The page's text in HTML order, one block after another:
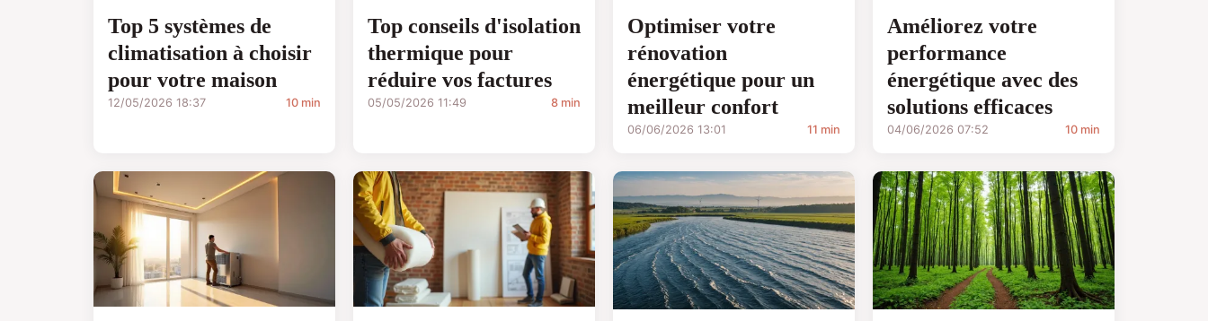
Top 5 systèmes de
climatisation à choisir
pour votre maison
12/05/2026 18:37 10 min
Top conseils d'isolation
thermique pour
réduire vos factures
05/05/2026 11:49 8 min
Optimiser votre
rénovation
énergétique pour un
meilleur confort
06/06/2026 13:01 11 min
Améliorez votre
performance
énergétique avec des
solutions efficaces
04/06/2026 07:52 10 min